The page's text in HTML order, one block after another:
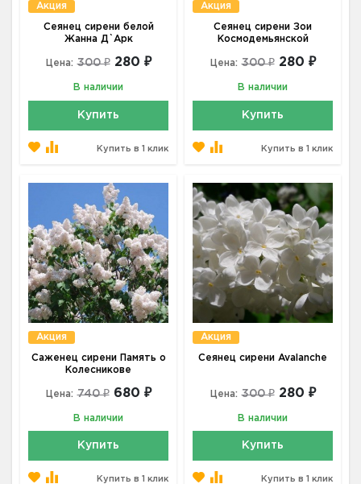
Акция
Сеянец сирени белой
Жанна Д`Арк
Цена: 300 ₽ 280 ₽
В наличии
Купить
Купить в 1 клик
Акция
Сеянец сирени Зои
Космодемьянской
Цена: 300 ₽ 280 ₽
В наличии
Купить
Купить в 1 клик
Акция
Саженец сирени Память о
Колесникове
Цена: 740 ₽ 680 ₽
В наличии
Купить
Купить в 1 клик
Акция
Сеянец сирени Avalanche
Цена: 300 ₽ 280 ₽
В наличии
Купить
Купить в 1 клик